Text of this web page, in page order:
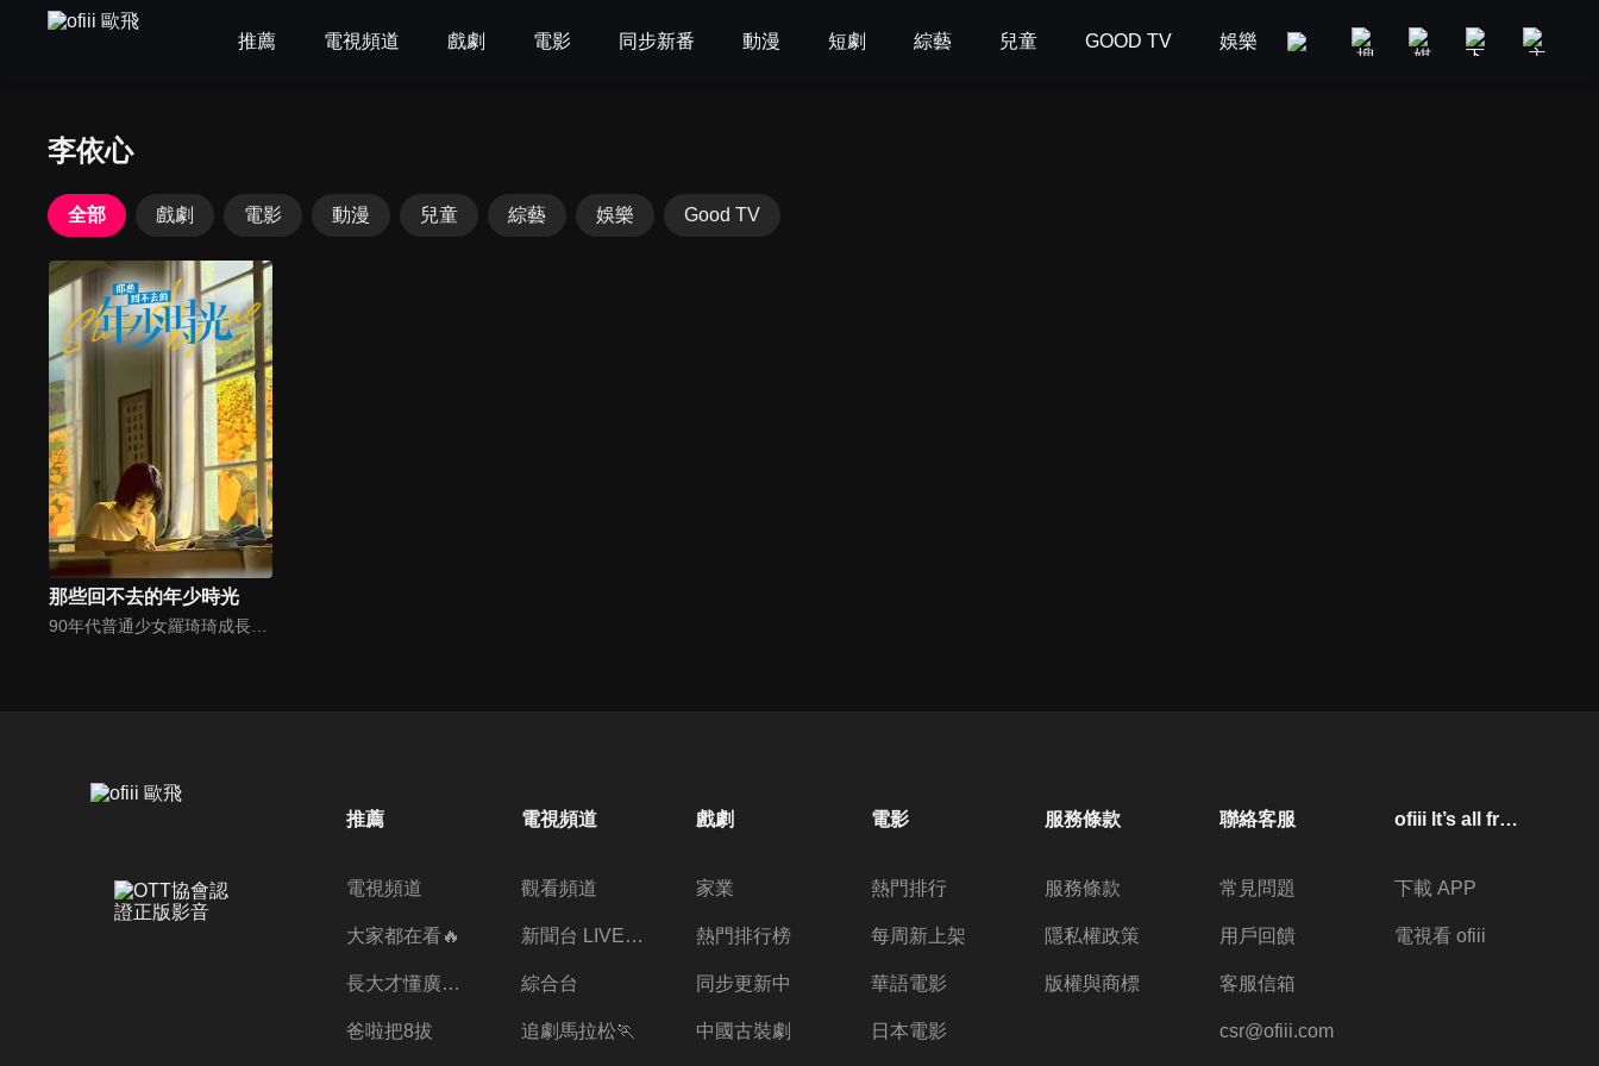
推薦 電視頻道 戲劇 電影 同步新番 動漫 短劇 綜藝 兒童 GOOD TV 娛樂 美食旅遊 新聞政論
李依心
全部 戲劇 電影 動漫 兒童 綜藝 娛樂 Good TV
那些回不去的年少時光
90年代普通少女羅琦琦成長中的點點滴滴，愛情與友情以及身邊每個人生活和思想上發生的劇變。
推薦
電視頻道
大家都在看🔥
長大才懂廣志的偉大
爸啦把8拔
電視頻道
觀看頻道
新聞台 LIVE 直播
綜合台
追劇馬拉松🏃
戲劇
家業
熱門排行榜
同步更新中
中國古裝劇
電影
熱門排行
每周新上架
華語電影
日本電影
服務條款
服務條款
隱私權政策
版權與商標
聯絡客服
常見問題
用戶回饋
客服信箱
csr@ofiii.com
ofiii lt’s all free
下載 APP
電視看 ofiii